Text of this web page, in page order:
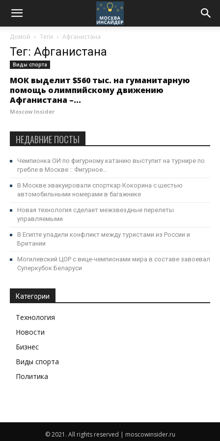
Домой Теги Афганистана
Тег: Афганистана
Виды спорта
МОК выделит $560 тыс. на гуманитарную
помощь олимпийскому движению
Афганистана –...
Moscow Insider
НЕДАВНИЕ ПОСТЫ
Чемпионка ОИ по фигурному катанию выступит на турнире по
гребле в Москве :: Фигурное...
В Москве эвакуировали спорткар Кокорина с шестью
автомобильными номерами в багажнике
Новая технология сделает межзвездные перелеты
управляемыми
В Египте уладили конфликт между туристами из России и
Британии
Могилевский ЦОР с вице-чемпионами мира в составе завоевал
Суперкубок Беларуси
Категории
Технология
Новости
Бизнес
Виды спорта
Политика
© 2021. All rights reserved | moscowinsider.ru